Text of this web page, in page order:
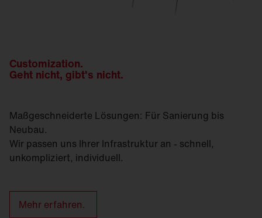
Customization.
Geht nicht, gibt's nicht.
Maßgeschneiderte Lösungen: Für Sanierung bis
Neubau.
Wir passen uns Ihrer Infrastruktur an - schnell,
unkompliziert, individuell.
Mehr erfahren.